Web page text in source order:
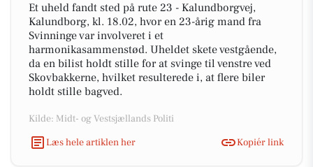
Et uheld fandt sted på rute 23 - Kalundborgvej,
Kalundborg, kl. 18.02, hvor en 23-årig mand fra
Svinninge var involveret i et
harmonikasammenstød. Uheldet skete vestgående,
da en bilist holdt stille for at svinge til venstre ved
Skovbakkerne, hvilket resulterede i, at flere biler
holdt stille bagved.
Kilde: Midt- og Vestsjællands Politi
Læs hele artiklen her
Kopiér link